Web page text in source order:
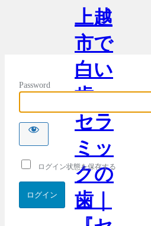
上越
市で
白い
歯・
セラ
ミッ
クの
歯｜
Password
ログイン状態を保存する